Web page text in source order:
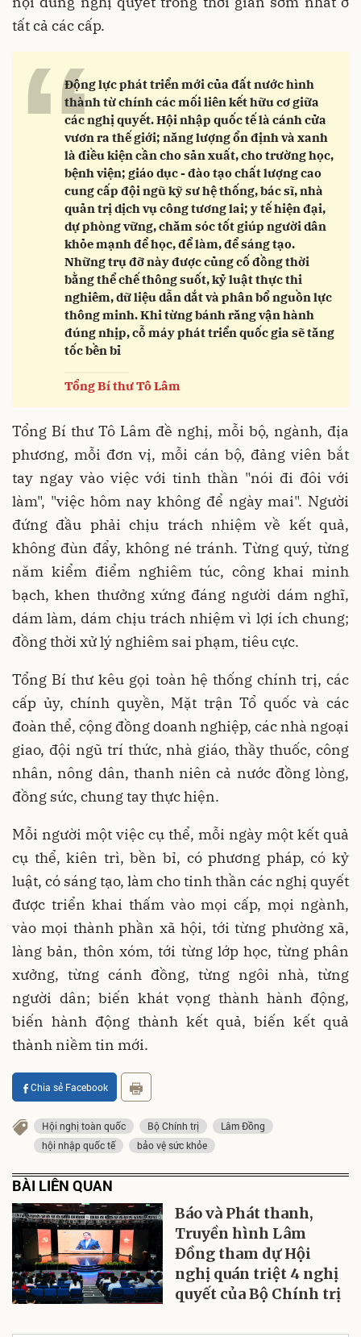
tất cả các cấp.
“Động lực phát triển mới của đất nước hình
thành từ chính các mối liên kết hữu cơ giữa
các nghị quyết. Hội nhập quốc tế là cánh cửa
vươn ra thế giới; năng lượng ổn định và xanh
là điều kiện cần cho sản xuất, cho trường học,
bệnh viện; giáo dục - đào tạo chất lượng cao
cung cấp đội ngũ kỹ sư hệ thống, bác sĩ, nhà
quản trị dịch vụ công tương lai; y tế hiện đại,
dự phòng vững, chăm sóc tốt giúp người dân
khỏe mạnh để học, để làm, để sáng tạo.
Những trụ đỡ này được củng cố đồng thời
bằng thể chế thông suốt, kỷ luật thực thi
nghiêm, dữ liệu dẫn dắt và phân bổ nguồn lực
thông minh. Khi từng bánh răng vận hành
đúng nhịp, cỗ máy phát triển quốc gia sẽ tăng
tốc bền bỉ
Tổng Bí thư Tô Lâm
Tổng Bí thư Tô Lâm đề nghị, mỗi bộ, ngành, địa
phương, mỗi đơn vị, mỗi cán bộ, đảng viên bắt
tay ngay vào việc với tinh thần "nói đi đôi với
làm", "việc hôm nay không để ngày mai". Người
đứng đầu phải chịu trách nhiệm về kết quả,
không đùn đẩy, không né tránh. Từng quý, từng
năm kiểm điểm nghiêm túc, công khai minh
bạch, khen thưởng xứng đáng người dám nghĩ,
dám làm, dám chịu trách nhiệm vì lợi ích chung;
đồng thời xử lý nghiêm sai phạm, tiêu cực.
Tổng Bí thư kêu gọi toàn hệ thống chính trị, các
cấp ủy, chính quyền, Mặt trận Tổ quốc và các
đoàn thể, cộng đồng doanh nghiệp, các nhà ngoại
giao, đội ngũ trí thức, nhà giáo, thầy thuốc, công
nhân, nông dân, thanh niên cả nước đồng lòng,
đồng sức, chung tay thực hiện.
Mỗi người một việc cụ thể, mỗi ngày một kết quả
cụ thể, kiên trì, bền bỉ, có phương pháp, có kỷ
luật, có sáng tạo, làm cho tinh thần các nghị quyết
được triển khai thấm vào mọi cấp, mọi ngành,
vào mọi thành phần xã hội, tới từng phường xã,
làng bản, thôn xóm, tới từng lớp học, từng phân
xưởng, từng cánh đồng, từng ngôi nhà, từng
người dân; biến khát vọng thành hành động,
biến hành động thành kết quả, biến kết quả
thành niềm tin mới.
Chia sẻ Facebook
Hội nghị toàn quốc Bộ Chính trị
Lâm Đồng
hội nhập quốc tế
bảo vệ sức khỏe
BÀI LIÊN QUAN
Báo và Phát thanh,
Truyền hình Lâm
Đồng tham dự Hội
nghị quán triệt 4 nghị
quyết của Bộ Chính trị